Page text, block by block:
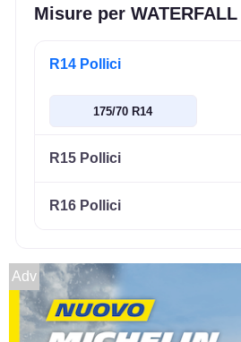
Misure per
R14 Pollici
175/70 R14
R15 Pollici
R16 Pollici
Adv